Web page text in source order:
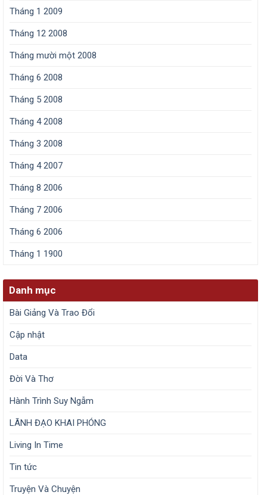
Tháng 1 2009
Tháng 12 2008
Tháng mười một 2008
Tháng 6 2008
Tháng 5 2008
Tháng 4 2008
Tháng 3 2008
Tháng 4 2007
Tháng 8 2006
Tháng 7 2006
Tháng 6 2006
Tháng 1 1900
Danh mục
Bài Giảng Và Trao Đổi
Cập nhật
Data
Đời Và Thơ
Hành Trình Suy Ngẫm
LÃNH ĐẠO KHAI PHÓNG
Living In Time
Tin tức
Truyện Và Chuyện